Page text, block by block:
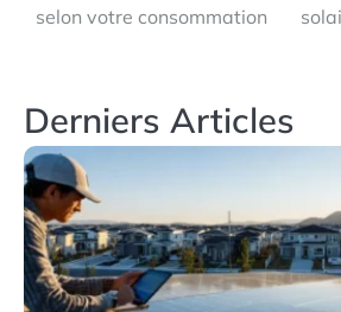
de
selon votre consommation
Derniers Articles